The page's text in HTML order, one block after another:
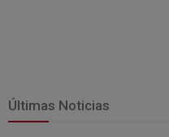
Últimas Noticias